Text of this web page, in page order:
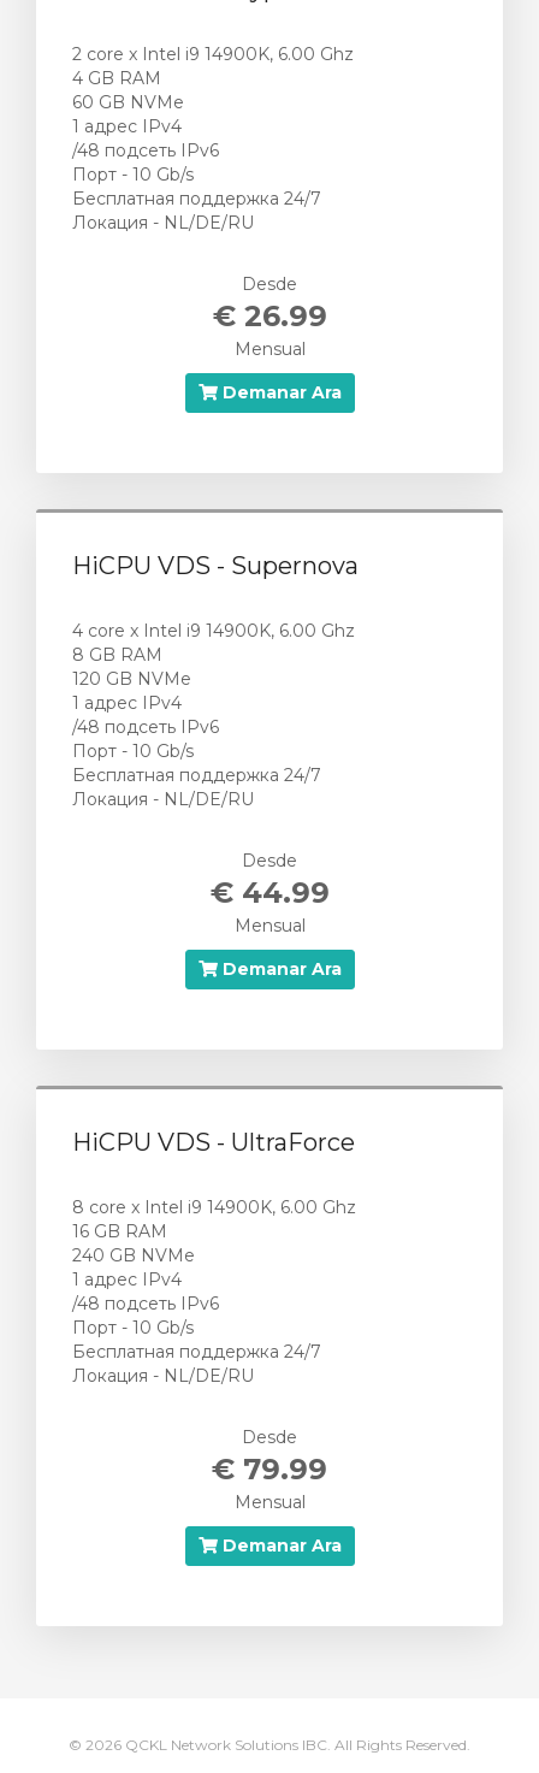
2 core x Intel i9 14900K, 6.00 Ghz
4 GB RAM
60 GB NVMe
1 адрес IPv4
/48 подсеть IPv6
Порт - 10 Gb/s
Бесплатная поддержка 24/7
Локация - NL/DE/RU
Desde
€ 26.99
Mensual
Demanar Ara
HiCPU VDS - Supernova
4 core x Intel i9 14900K, 6.00 Ghz
8 GB RAM
120 GB NVMe
1 адрес IPv4
/48 подсеть IPv6
Порт - 10 Gb/s
Бесплатная поддержка 24/7
Локация - NL/DE/RU
Desde
€ 44.99
Mensual
Demanar Ara
HiCPU VDS - UltraForce
8 core x Intel i9 14900K, 6.00 Ghz
16 GB RAM
240 GB NVMe
1 адрес IPv4
/48 подсеть IPv6
Порт - 10 Gb/s
Бесплатная поддержка 24/7
Локация - NL/DE/RU
Desde
€ 79.99
Mensual
Demanar Ara
© 2026 QCKL Network Solutions IBC. All Rights Reserved.